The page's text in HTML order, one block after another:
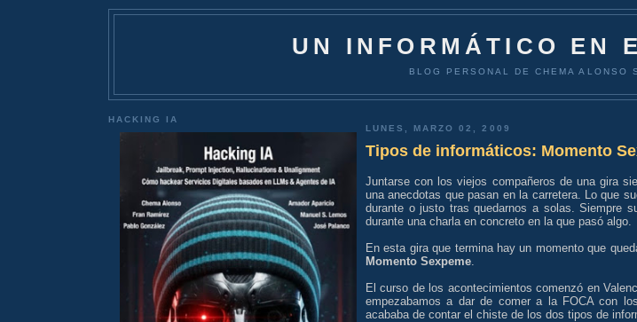
UN INFORMÁTICO EN
BLOG PERSONAL DE CHEMA ALONSO
HACKING IA
LUNES, MARZO 02, 2009
Tipos de informáticos: Momento
Juntarse con los viejos compañeros de una gira
una anecdotas que pasan en la carretera. Lo que
durante o justo tras quedarnos a solas. Siempre
durante una charla en concreto en la que pasó algo.
En esta gira que termina hay un momento que
Momento Sexpeme
El curso de los acontecimientos comenzó en
empezabamos a dar de comer a la FOCA con
acababa de contar el chiste de los dos tipos de